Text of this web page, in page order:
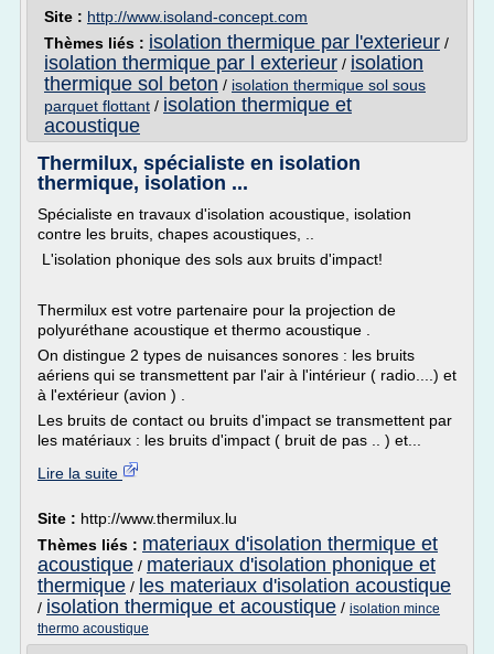
Site : http://www.isoland-concept.com
Thèmes liés : isolation thermique par l'exterieur /
isolation thermique par l exterieur / isolation
thermique sol beton / isolation thermique sol sous
parquet flottant / isolation thermique et
acoustique
Thermilux, spécialiste en isolation
thermique, isolation ...
Spécialiste en travaux d'isolation acoustique, isolation
contre les bruits, chapes acoustiques, ..
L'isolation phonique des sols aux bruits d'impact!
Thermilux est votre partenaire pour la projection de
polyuréthane acoustique et thermo acoustique .
On distingue 2 types de nuisances sonores : les bruits
aériens qui se transmettent par l'air à l'intérieur ( radio....) et
à l'extérieur (avion ) .
Les bruits de contact ou bruits d'impact se transmettent par
les matériaux : les bruits d'impact ( bruit de pas .. ) et...
Lire la suite
Site : http://www.thermilux.lu
Thèmes liés : materiaux d'isolation thermique et
acoustique / materiaux d'isolation phonique et
thermique / les materiaux d'isolation acoustique
/ isolation thermique et acoustique / isolation mince
thermo acoustique